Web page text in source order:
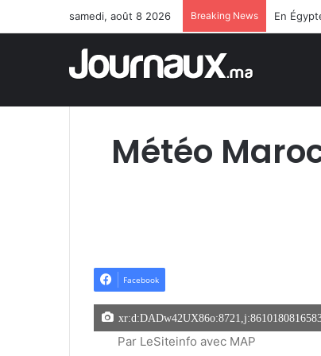
samedi, août 8 2026 Breaking News
Météo
Facebook
Par LeSiteinfo avec MAP